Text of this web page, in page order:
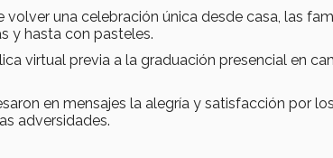
una celebración única desde casa, las
y hasta con pasteles.
virtual previa a la graduación presencial en
en mensajes la alegría y satisfacción por
adversidades.